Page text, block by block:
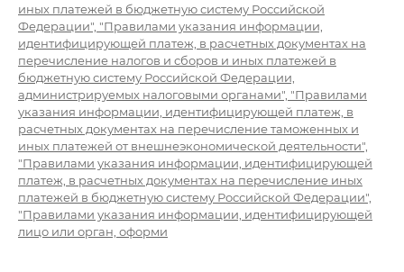
иных платежей в бюджетную систему Российской
Федерации", "Правилами указания информации,
идентифицирующей платеж, в расчетных документах на
перечисление налогов и сборов и иных платежей в
бюджетную систему Российской Федерации,
администрируемых налоговыми органами", "Правилами
указания информации, идентифицирующей платеж, в
расчетных документах на перечисление таможенных и
иных платежей от внешнеэкономической деятельности",
"Правилами указания информации, идентифицирующей
платеж, в расчетных документах на перечисление иных
платежей в бюджетную систему Российской Федерации",
"Правилами указания информации, идентифицирующей
лицо или орган, оформи